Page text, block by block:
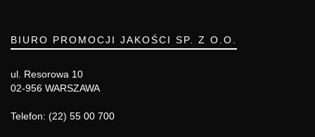
BIURO PROMOCJI JAKOŚCI SP. Z O.O.
ul. Resorowa 10
02-956 WARSZAWA
Telefon: (22) 55 00 700